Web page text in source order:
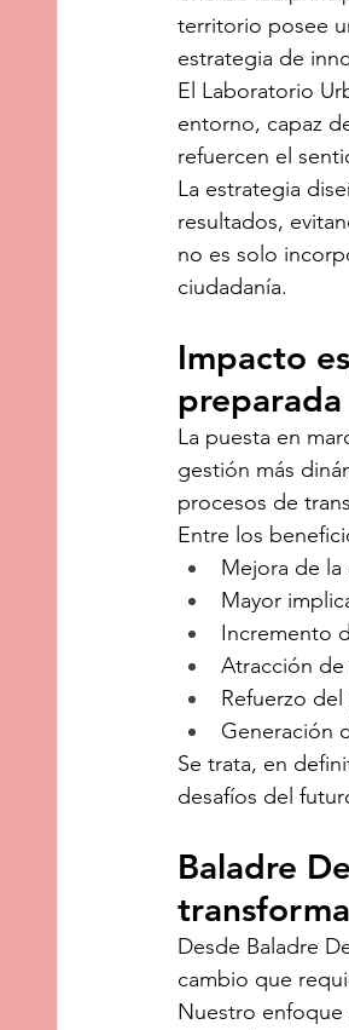
territorio posee
estrategia de
El Laboratorio
entorno, capaz
refuercen el
La estrategia
resultados,
no es solo
ciudadanía.
Impacto
preparada
La puesta en
gestión más
procesos de
Entre los
Mejora de la
Mayor
Incremento
Atracción
Refuerzo
Generación
Se trata, en
desafíos del
Baladre
Desde Baladre
cambio que
Nuestro enfoque